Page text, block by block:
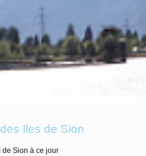
Iles de Sion
de Sion à ce jour